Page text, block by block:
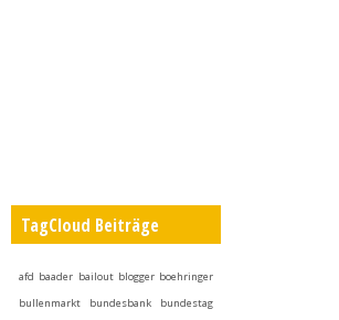
TagCloud Beiträge
afd baader bailout blogger boehringer
bullenmarkt
bundesbank
bundestag